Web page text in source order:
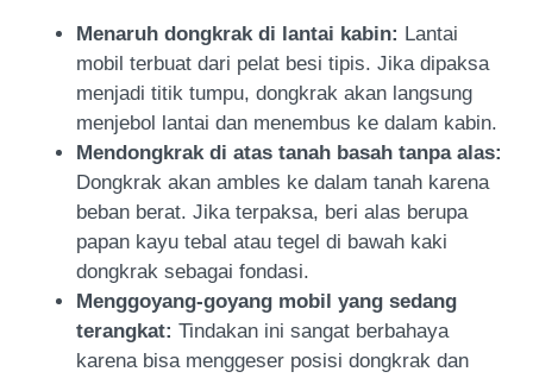
Menaruh dongkrak di lantai kabin: Lantai
mobil terbuat dari pelat besi tipis. Jika dipaksa
menjadi titik tumpu, dongkrak akan langsung
menjebol lantai dan menembus ke dalam kabin.
Mendongkrak di atas tanah basah tanpa alas:
Dongkrak akan ambles ke dalam tanah karena
beban berat. Jika terpaksa, beri alas berupa
papan kayu tebal atau tegel di bawah kaki
dongkrak sebagai fondasi.
Menggoyang-goyang mobil yang sedang
terangkat: Tindakan ini sangat berbahaya
karena bisa menggeser posisi dongkrak dan